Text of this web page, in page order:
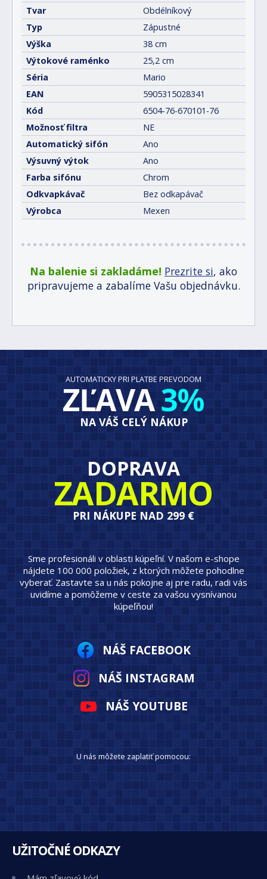
Tvar
Obdélníkový
Typ
Zápustné
Výška
38 cm
Výtokové raménko
25,2 cm
Séria
Mario
EAN
5905315028341
Kód
6504-76-670101-76
Možnosť filtra
NE
Automatický sifón
Ano
Výsuvný výtok
Ano
Farba sifónu
Chrom
Odkvapkávač
Bez odkapávač
Výrobca
Mexen
Na balenie si zakladáme! Prezrite si, ako
pripravujeme a zabalíme Vašu objednávku.
AUTOMATICKY PRI PLATBE PREVODOM
ZĽAVA3%
NA VÁŠ CELÝ NÁKUP
DOPRAVA
ZADARMO
PRI NÁKUPE NAD 299 €
Sme profesionáli v oblasti kúpeľní. V našom e-shope
nájdete 100 000 položiek, z ktorých môžete pohodlne
vyberať. Zastavte sa u nás pokojne aj pre radu, radi vás
uvidíme a pomôžeme v ceste za vašou vysnívanou
kúpeľňou!
NÁŠ FACEBOOK
NÁŠ INSTAGRAM
NÁŠ YOUTUBE
U nás môžete zaplatiť pomocou:
UŽITOČNÉ ODKAZY